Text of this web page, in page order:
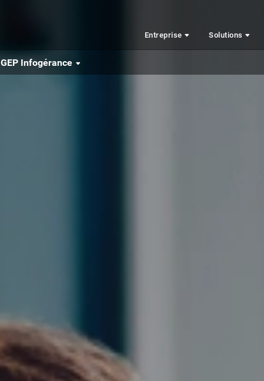
Entreprise Solutions
GEP Infogérance